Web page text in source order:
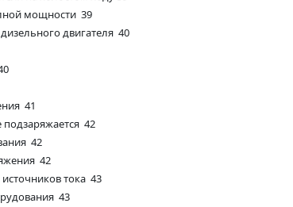
мощности 39
двигателя 40
41
подзаряжается 42
42
42
тока 43
43